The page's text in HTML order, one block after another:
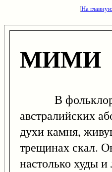
[На
МИМИ
В
австралийских
духи камня,
трещинах скал.
настолько худы и